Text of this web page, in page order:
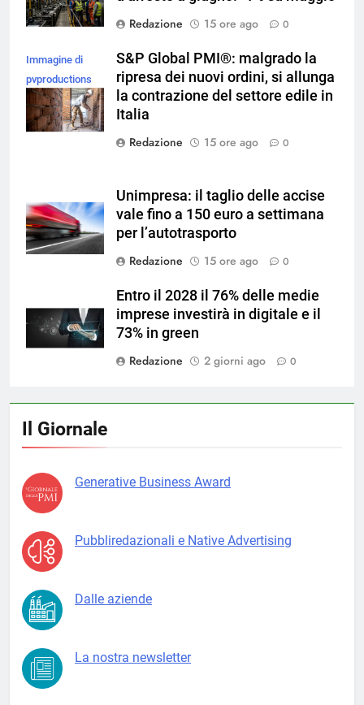
Redazione
15 ore ago 0
Immagine di
pvproductions
su Magnific
S&P Global PMI®: malgrado la
ripresa dei nuovi ordini, si allunga
la contrazione del settore edile in
Italia
Redazione
15 ore ago 0
Unimpresa: il taglio delle accise
vale fino a 150 euro a settimana
per l’autotrasporto
Redazione
15 ore ago 0
Entro il 2028 il 76% delle medie
imprese investirà in digitale e il
73% in green
Redazione
2 giorni ago 0
Il Giornale
Generative Business Award
Pubbliredazionali e Native Advertising
Dalle aziende
La nostra newsletter